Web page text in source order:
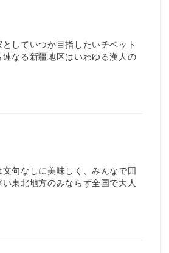
していつか目指したいチベット
なる新疆地区はいわゆる漢人の
句なしに美味しく、みんなで囲
東北地方のみならず全国で大人